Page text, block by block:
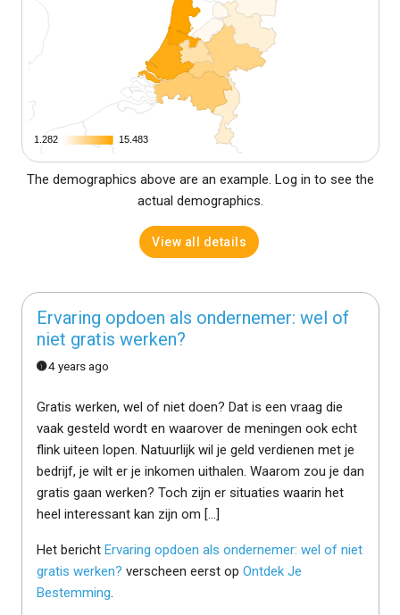
1.282
1.282 15.483
15.483
The demographics above are an example. Log in to see the
actual demographics.
View all details
Ervaring opdoen als ondernemer: wel of
niet gratis werken?
4 years ago
Gratis werken, wel of niet doen? Dat is een vraag die
vaak gesteld wordt en waarover de meningen ook echt
flink uiteen lopen. Natuurlijk wil je geld verdienen met je
bedrijf, je wilt er je inkomen uithalen. Waarom zou je dan
gratis gaan werken? Toch zijn er situaties waarin het
heel interessant kan zijn om […]
Het bericht Ervaring opdoen als ondernemer: wel of niet
gratis werken? verscheen eerst op Ontdek Je
Bestemming